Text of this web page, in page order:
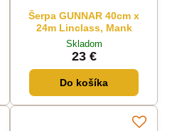
Šerpa GUNNAR 40cm x
24m Linclass, Mank
Skladom
23 €
Do košíka